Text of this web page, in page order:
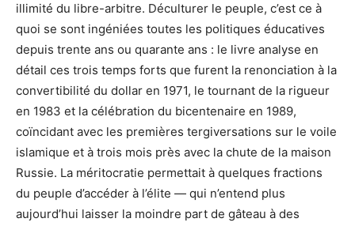
illimité du libre-arbitre. Déculturer le peuple, c’est ce à
quoi se sont ingéniées toutes les politiques éducatives
depuis trente ans ou quarante ans : le livre analyse en
détail ces trois temps forts que furent la renonciation à la
convertibilité du dollar en 1971, le tournant de la rigueur
en 1983 et la célébration du bicentenaire en 1989,
coïncidant avec les premières tergiversations sur le voile
islamique et à trois mois près avec la chute de la maison
Russie. La méritocratie permettait à quelques fractions
du peuple d’accéder à l’élite — qui n’entend plus
aujourd’hui laisser la moindre part de gâteau à des